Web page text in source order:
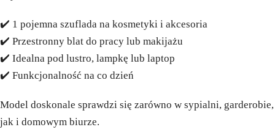
✔️ 1 pojemna szuflada na kosmetyki i akcesoria
✔️ Przestronny blat do pracy lub makijażu
✔️ Idealna pod lustro, lampkę lub laptop
✔️ Funkcjonalność na co dzień
Model doskonale sprawdzi się zarówno w sypialni, garderobie,
jak i domowym biurze.